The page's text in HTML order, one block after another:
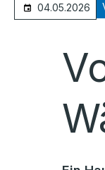
04.05.2026